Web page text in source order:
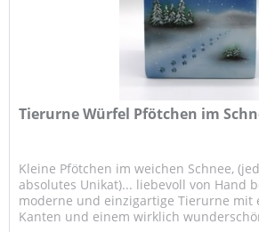
Tierurne Würfel Pfötchen im
Kleine Pfötchen im weichen Schnee,
absolutes Unikat)... liebevoll von Hand
moderne und einzigartige Tierurne mit
Kanten und einem wirklich